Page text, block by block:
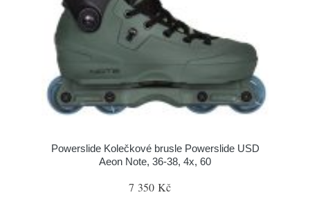
Powerslide Kolečkové brusle Powerslide USD
Aeon Note, 36-38, 4x, 60
7 350 Kč